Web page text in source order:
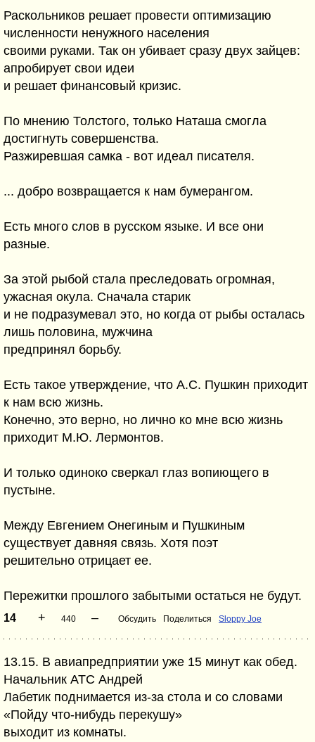
Раскольников решает провести оптимизацию
численности ненужного населения
своими руками. Так он убивает сразу двух зайцев:
апробирует свои идеи
и решает финансовый кризис.
По мнению Толстого, только Наташа смогла
достигнуть совершенства.
Разжиревшая самка - вот идеал писателя.
... добро возвращается к нам бумерангом.
Есть много слов в русском языке. И все они
разные.
За этой рыбой стала преследовать огромная,
ужасная окула. Сначала старик
и не подразумевал это, но когда от рыбы осталась
лишь половина, мужчина
предпринял борьбу.
Есть такое утверждение, что А.С. Пушкин приходит
к нам всю жизнь.
Конечно, это верно, но лично ко мне всю жизнь
приходит М.Ю. Лермонтов.
И только одиноко сверкал глаз вопиющего в
пустыне.
Между Евгением Онегиным и Пушкиным
существует давняя связь. Хотя поэт
решительно отрицает ее.
Пережитки прошлого забытыми остаться не будут.
14 + 440 – Обсудить Поделиться Sloppy Joe
13.15. В авиапредприятии уже 15 минут как обед.
Начальник АТС Андрей
Лабетик поднимается из-за стола и со словами
«Пойду что-нибудь перекушу»
выходит из комнаты.